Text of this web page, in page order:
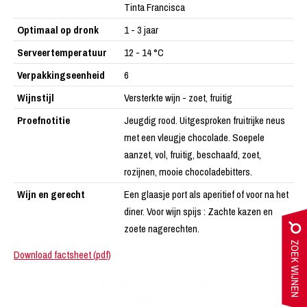
Tinta Francisca
Optimaal op dronk
1 - 3 jaar
Serveertemperatuur
12 - 14 °C
Verpakkingseenheid
6
Wijnstijl
Versterkte wijn - zoet, fruitig
Proefnotitie
Jeugdig rood. Uitgesproken fruitrijke neus
met een vleugje chocolade. Soepele
aanzet, vol, fruitig, beschaafd, zoet,
rozijnen, mooie chocoladebitters.
Wijn en gerecht
Een glaasje port als aperitief of voor na het
diner. Voor wijn spijs : Zachte kazen en
zoete nagerechten.
Download factsheet (pdf)